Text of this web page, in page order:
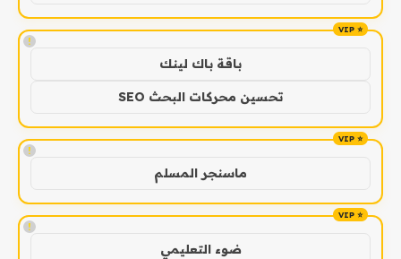
!
باقة باك لينك
تحسين محركات البحث SEO
!
ماسنجر المسلم
!
ضوء التعليمي